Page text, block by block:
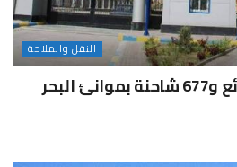
النقل والملاحة
تداول 13 ألف طن بضائع و677 شاحنة بموانئ البحر